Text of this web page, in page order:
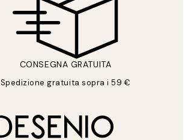
CONSEGNA GRATUITA
Spedizione gratuita sopra i 59 €